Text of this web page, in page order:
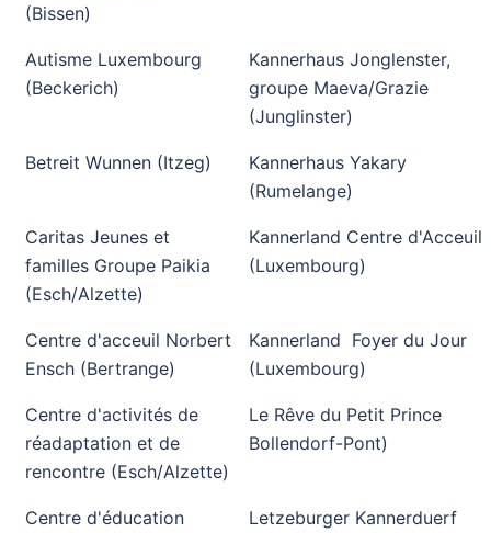
(Bissen)
Autisme Luxembourg
(Beckerich)
Kannerhaus Jonglenster,
groupe Maeva/Grazie
(Junglinster)
Betreit Wunnen (Itzeg)
Kannerhaus Yakary
(Rumelange)
Caritas Jeunes et
familles Groupe Paikia
(Esch/Alzette)
Kannerland Centre d'Acceuil
(Luxembourg)
Centre d'acceuil Norbert
Ensch (Bertrange)
Kannerland Foyer du Jour
(Luxembourg)
Centre d'activités de
réadaptation et de
rencontre (Esch/Alzette)
Le Rêve du Petit Prince
Bollendorf-Pont)
Centre d'éducation
Letzeburger Kannerduerf